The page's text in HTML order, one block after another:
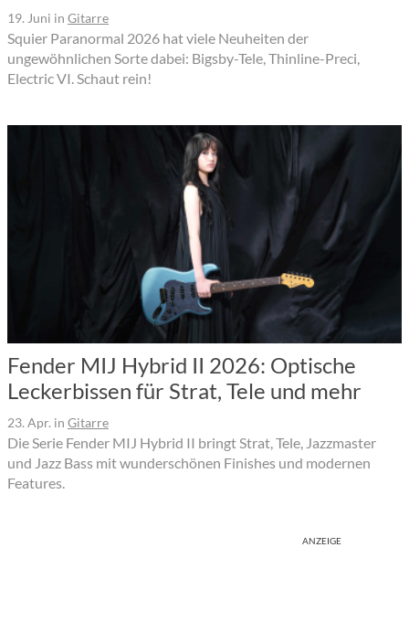
19. Juni in Gitarre
Squier Paranormal 2026 hat viele Neuheiten der
ungewöhnlichen Sorte dabei: Bigsby-Tele, Thinline-Preci,
Electric VI. Schaut rein!
Fender MIJ Hybrid II 2026: Optische
Leckerbissen für Strat, Tele und mehr
23. Apr. in Gitarre
Die Serie Fender MIJ Hybrid II bringt Strat, Tele, Jazzmaster
und Jazz Bass mit wunderschönen Finishes und modernen
Features.
ANZEIGE